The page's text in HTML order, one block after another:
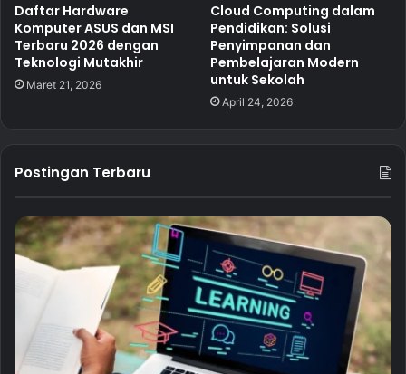
Daftar Hardware
Komputer ASUS dan MSI
Terbaru 2026 dengan
Teknologi Mutakhir
Maret 21, 2026
Cloud Computing dalam
Pendidikan: Solusi
Penyimpanan dan
Pembelajaran Modern
untuk Sekolah
April 24, 2026
Postingan Terbaru